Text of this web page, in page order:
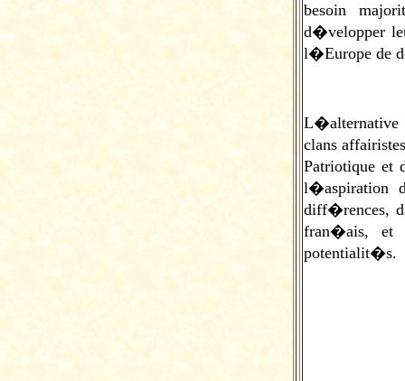
besoin
d�velopper
l�Europe de
L�alternative
clans
Patriotique et
l�aspiration
diff�rences,
fran�ais, et
potentialit�s.